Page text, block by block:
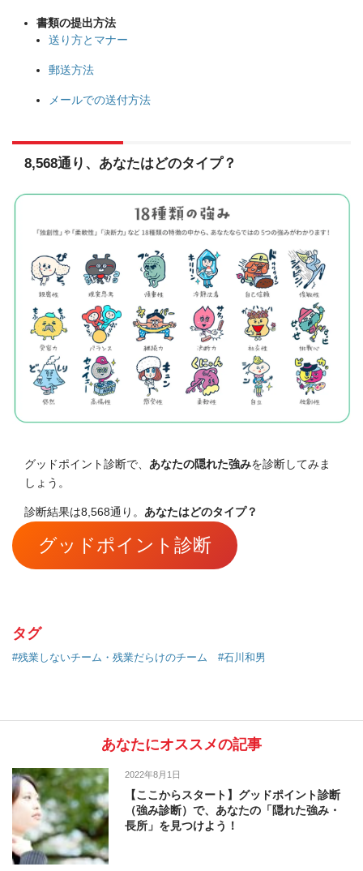
書類の提出方法
送り方とマナー
郵送方法
メールでの送付方法
8,568通り、あなたはどのタイプ？
グッドポイント診断で、 あなたの隠れた強みを診断してみま
しょう。
診断結果は8,568通り。 あなたはどのタイプ？
グッドポイント診断
タグ
#残業しないチーム・残業だらけのチーム #石川和男
あなたにオススメの記事
2022年8月1日
【ここからスタート】グッドポイント診断
（強み診断）で、あなたの「隠れた強み・
長所」を見つけよう！